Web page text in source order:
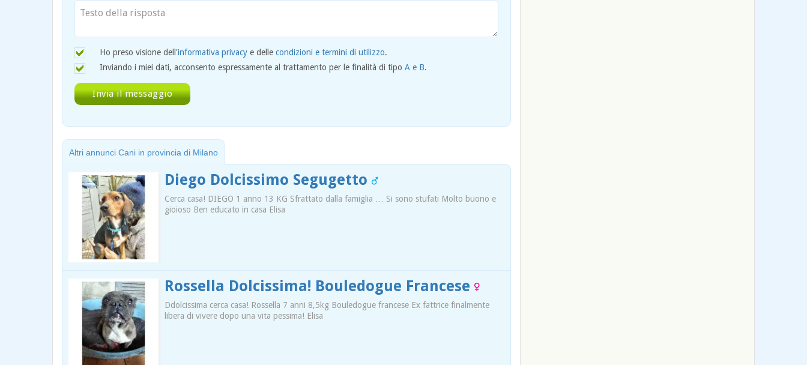
Ho preso visione dell'informativa privacy e delle condizioni e termini di utilizzo.
Inviando i miei dati, acconsento espressamente al trattamento per le finalità di tipo A e B.
Altri annunci Cani in provincia di Milano
Diego Dolcissimo Segugetto
Cerca casa! DIEGO 1 anno 13 KG Sfrattato dalla famiglia … Si sono stufati Molto buono e
gioioso Ben educato in casa Elisa
Rossella Dolcissima! Bouledogue Francese
Ddolcissima cerca casa! Rossella 7 anni 8,5kg Bouledogue francese Ex fattrice finalmente
libera di vivere dopo una vita pessima! Elisa